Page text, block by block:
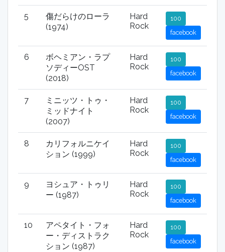
5
傷だらけのローラ
(1974)
Hard
Rock
100
facebook
6
ボヘミアン・ラプ
ソディーOST
(2018)
Hard
Rock
100
facebook
7
ミニッツ・トゥ・
ミッドナイト
(2007)
Hard
Rock
100
facebook
8
カリフォルニケイ
ション (1999)
Hard
Rock
100
facebook
9
ヨシュア・トゥリ
ー (1987)
Hard
Rock
100
facebook
10
アペタイト・フォ
ー・ディストラク
ション (1987)
Hard
Rock
100
facebook